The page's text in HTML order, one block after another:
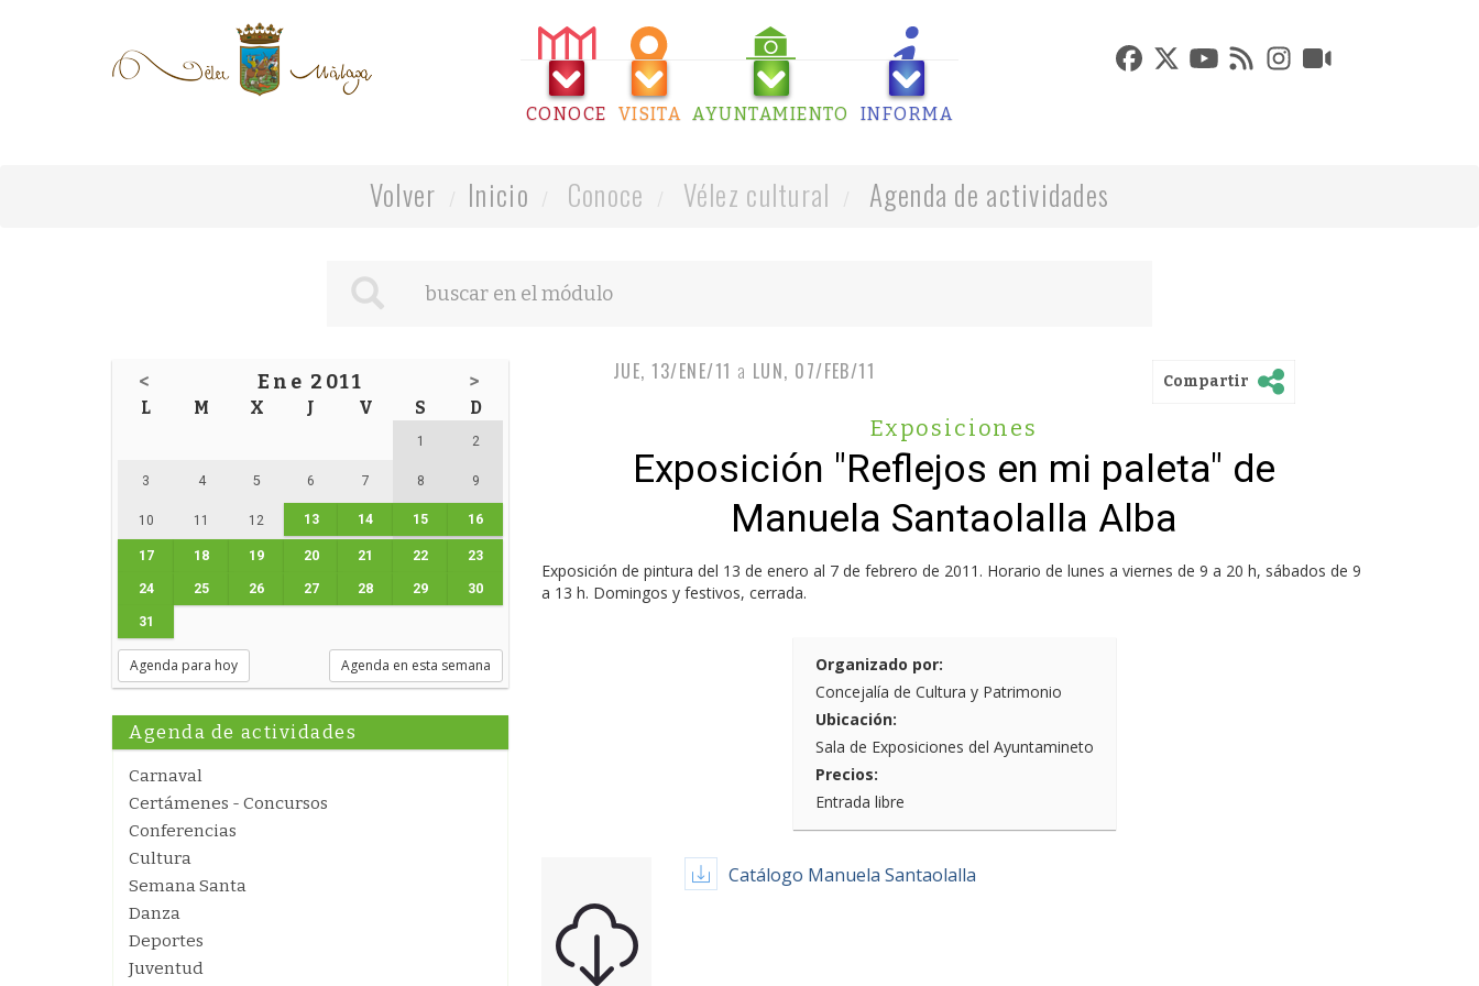
CONOCE VISITA AYUNTAMIENTO INFORMA
Volver Inicio Conoce Vélez cultural Agenda de actividades
< Ene 2011 >
L M X J V S D
1 2
3 4 5 6 7 8 9
10 11 12 13 14 15 16
17 18 19 20 21 22 23
24 25 26 27 28 29 30
31
Agenda para hoy Agenda en esta semana
Agenda de actividades
Carnaval
Certámenes - Concursos
Conferencias
Cultura
Semana Santa
Danza
Deportes
Juventud
JUE, 13/ENE/11 a LUN, 07/FEB/11 Compartir
Exposiciones
Exposición "Reflejos en mi paleta" de
Manuela Santaolalla Alba
Exposición de pintura del 13 de enero al 7 de febrero de 2011. Horario de lunes a viernes de 9 a 20 h, sábados de 9
a 13 h. Domingos y festivos, cerrada.
Organizado por:
Concejalía de Cultura y Patrimonio
Ubicación:
Sala de Exposiciones del Ayuntamineto
Precios:
Entrada libre
Catálogo Manuela Santaolalla